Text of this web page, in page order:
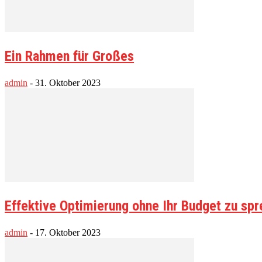
Ein Rahmen für Großes
admin - 31. Oktober 2023
Effektive Optimierung ohne Ihr Budget zu
admin - 17. Oktober 2023